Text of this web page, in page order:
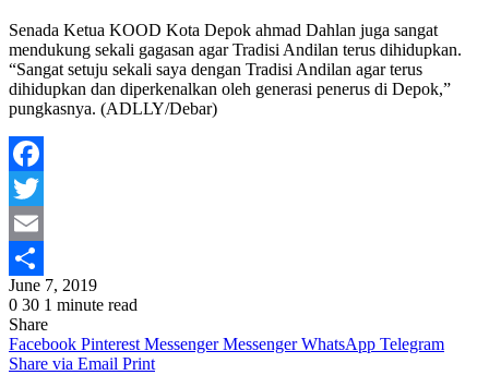
Senada Ketua KOOD Kota Depok ahmad Dahlan juga sangat
mendukung sekali gagasan agar Tradisi Andilan terus dihidupkan.
“Sangat setuju sekali saya dengan Tradisi Andilan agar terus
dihidupkan dan diperkenalkan oleh generasi penerus di Depok,”
pungkasnya. (ADLLY/Debar)
Facebook
Twitter
Email
Share
June 7, 2019
0 30 1 minute read
Share
Facebook Pinterest Messenger Messenger WhatsApp Telegram
Share via Email Print